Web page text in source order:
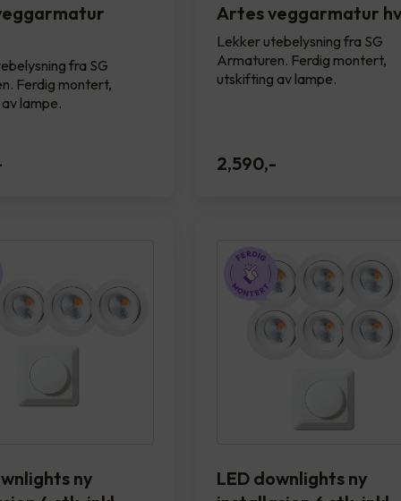
fra SG
Ferdig montert,
lampe.
Artes veggarmatur
Lekker utebelysning fra SG
Armaturen. Ferdig montert,
utskifting av lampe.
2,590,-
ny
LED downlights ny